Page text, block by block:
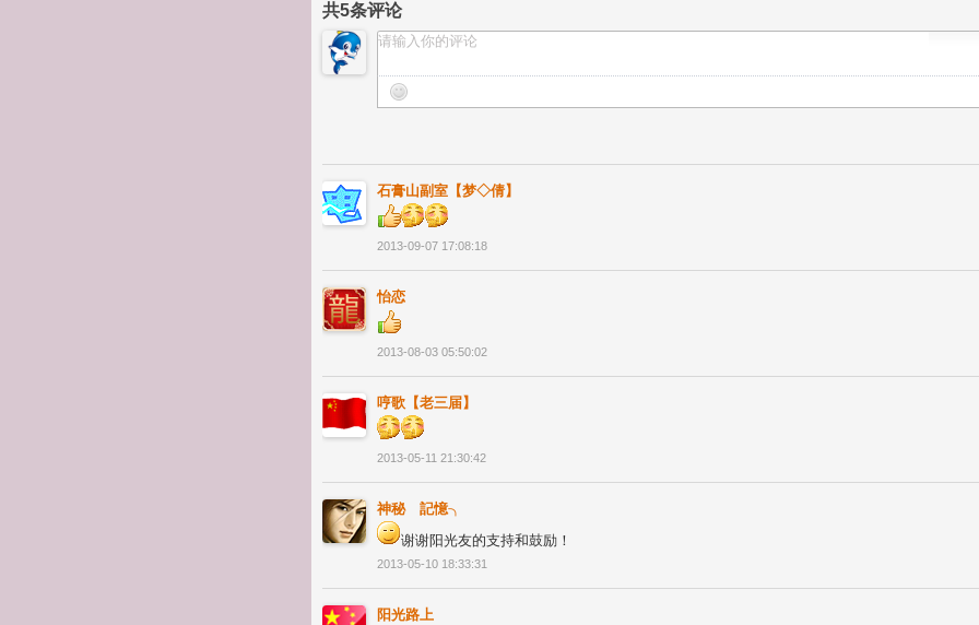
共5条评论
石膏山副室【梦◇倩】
2013-09-07 17:08:18
怡恋
2013-08-03 05:50:02
哼歌【老三届】
2013-05-11 21:30:42
神秘ゞ記憶╮
谢谢阳光友的支持和鼓励！
2013-05-10 18:33:31
阳光路上